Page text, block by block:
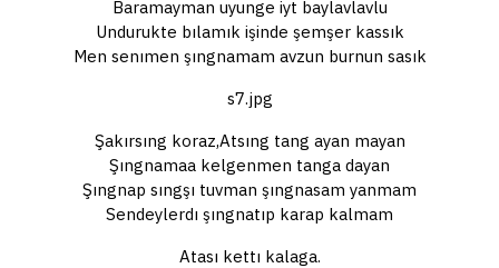
Baramayman uyunge iyt baylavlavlu
Undurukte bılamık işinde şemşer kassık
Men senımen şıngnamam avzun burnun sasık
s7.jpg
Şakırsıng koraz,Atsıng tang ayan mayan
Şıngnamaa kelgenmen tanga dayan
Şıngnap sıngşı tuvman şıngnasam yanmam
Sendeylerdı şıngnatıp karap kalmam
Atası kettı kalaga.